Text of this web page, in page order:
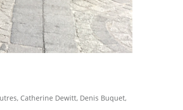
Catherine Dewitt, Denis Buquet,